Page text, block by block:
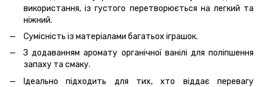
використання, із густого перетворюється на легкий та
ніжний.
Сумісність із матеріалами багатьох іграшок.
З додаванням аромату органічної ванілі для поліпшення
запаху та смаку.
Ідеально підходить для тих, хто віддає перевагу